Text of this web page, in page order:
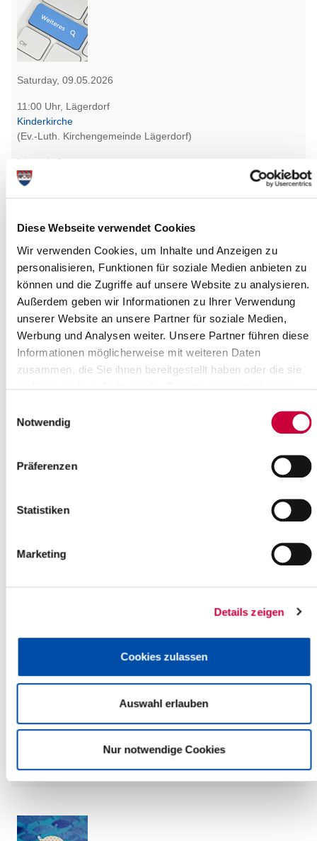
Diese Webseite verwendet Cookies
Wir verwenden Cookies, um Inhalte und Anzeigen zu
personalisieren, Funktionen für soziale Medien anbieten zu
können und die Zugriffe auf unsere Website zu analysieren.
Außerdem geben wir Informationen zu Ihrer Verwendung
unserer Website an unsere Partner für soziale Medien,
Werbung und Analysen weiter. Unsere Partner führen diese
Informationen möglicherweise mit weiteren Daten
zusammen, die Sie ihnen bereitgestellt haben oder die sie
Notwendig
Präferenzen
Statistiken
Marketing
Details zeigen
Cookies zulassen
Auswahl erlauben
Nur notwendige Cookies
Saturday, 09.05.2026
11:00 Uhr, Lägerdorf
Kinderkirche
(Ev.-Luth. Kirchengemeinde Lägerdorf)
Lägerdorf
more info
Saturday, 09.05.2026
11:00 Uhr - 14:00 Uhr, Itzehoe
AugenBlicke - Irene Heller-Janton + Isabel Lange
(Galerie 11)
AugenBlicke - Irene Heller-Janton und Isabel Lange
(Galerie 11)
more info